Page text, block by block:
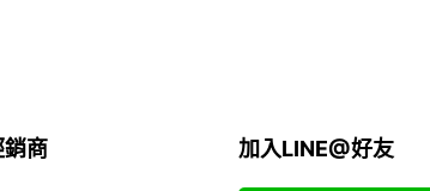
商 加入LINE@好友